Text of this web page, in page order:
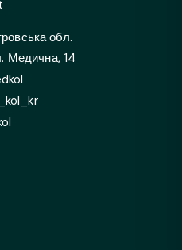
обл.
Медична, 14